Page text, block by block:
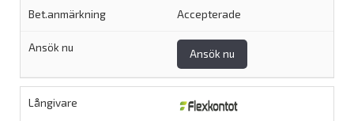
Accepterade
Ansök nu